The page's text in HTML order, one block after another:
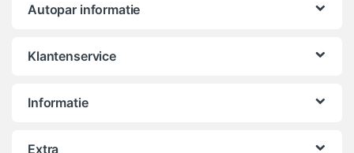
Autopar informatie
Klantenservice
Informatie
Extra